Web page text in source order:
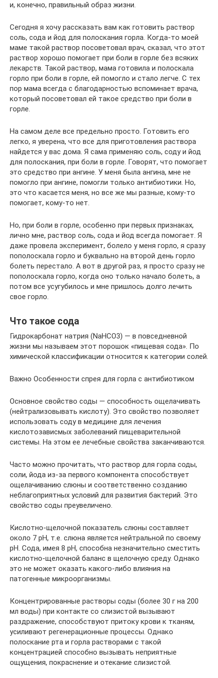
и, конечно, правильный образ жизни.
Сегодня я хочу рассказать вам как готовить раствор
соль, сода и йод для полоскания горла. Когда-то моей
маме такой раствор посоветовал врач, сказал, что этот
раствор хорошо помогает при боли в горле без всяких
лекарств. Такой раствор, мама готовила и полоскала
горло при боли в горле, ей помогло и стало легче. С тех
пор мама всегда с благодарностью вспоминает врача,
который посоветовал ей такое средство при боли в
горле.
На самом деле все предельно просто. Готовить его
легко, я уверена, что все для приготовления раствора
найдется у вас дома. Я сама применяю соль, соду и йод
для полоскания, при боли в горле. Говорят, что помогает
это средство при ангине. У меня была ангина, мне не
помогло при ангине, помогли только антибиотики. Но,
это что касается меня, но все же мы разные, кому-то
помогает, кому-то нет.
Но, при боли в горле, особенно при первых признаках,
лично мне, раствор соль, сода и йод всегда помогает. Я
даже провела эксперимент, болело у меня горло, я сразу
пополоскала горло и буквально на второй день горло
болеть перестало. А вот в другой раз, я просто сразу не
пополоскала горло, когда оно только начало болеть, а
потом все усугубилось и мне пришлось долго лечить
свое горло.
Что такое сода
Гидрокарбонат натрия (NaHCO3) — в повседневной
жизни мы называем этот порошок «пищевая сода». По
химической классификации относится к категории солей.
Важно Особенности спрея для горла с антибиотиком
Основное свойство соды — способность ощелачивать
(нейтрализовывать кислоту). Это свойство позволяет
использовать соду в медицине для лечения
кислотозависмых заболеваний пищеварительной
системы. На этом ее лечебные свойства заканчиваются.
Часто можно прочитать, что раствор для горла соды,
соли, йода из-за первого компонента способствует
ощелачиванию слюны и соответственно созданию
неблагоприятных условий для развития бактерий. Это
свойство соды преувеличено.
Кислотно-щелочной показатель слюны составляет
около 7 pH, т.е. слюна является нейтральной по своему
pH. Сода, имея 8 pH, способна незначительно сместить
кислотно-щелочной баланс в щелочную среду. Однако
это не может оказать какого-либо влияния на
патогенные микроорганизмы.
Концентрированные растворы соды (более 30 г на 200
мл воды) при контакте со слизистой вызывают
раздражение, способствуют притоку крови к тканям,
усиливают регенерационные процессы. Однако
полоскание рта и горла растворами с такой
концентрацией способно вызывать неприятные
ощущения, покраснение и отекание слизистой.